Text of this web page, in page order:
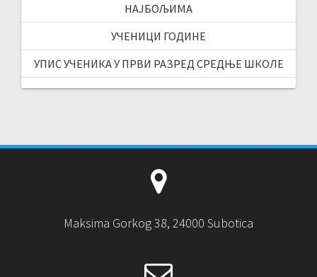
НАЈБОЉИМА
УЧЕНИЦИ ГОДИНЕ
УПИС УЧЕНИКА У ПРВИ РАЗРЕД СРЕДЊЕ ШКОЛЕ
Maksima Gorkog 38, 24000 Subotica